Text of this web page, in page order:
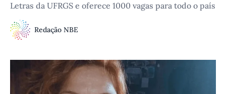
Letras da UFRGS e oferece 1000 vagas para todo o país
Redação NBE